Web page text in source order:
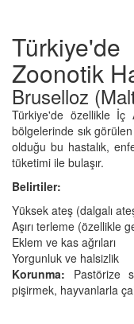
Zoonotik
Bruselloz
Türkiye'de özellikle İç
bölgelerinde sık
olduğu bu hastalık,
tüketimi ile bulaşır.
Belirtiler:
Yüksek ateş (dalgalı
Aşırı terleme (özellikle
Eklem ve kas ağrıları
Yorgunluk ve halsizlik
Korunma: Pastörize
pişirmek, hayvanlarla